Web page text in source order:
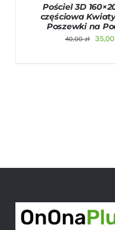
Pościel 3D
częściowa
Poszewki na
40,00zł 35,00